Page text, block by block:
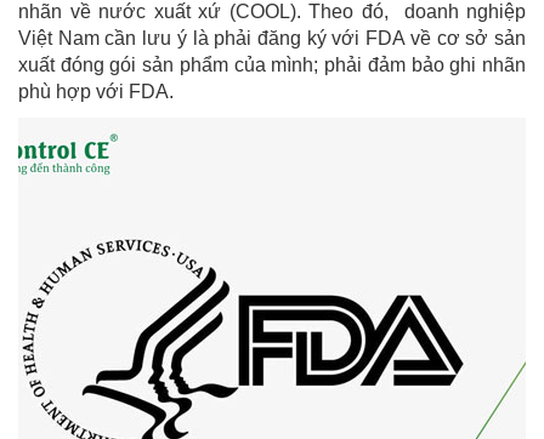
nhãn về nước xuất xứ (COOL). Theo đó, doanh nghiệp
Việt Nam cần lưu ý là phải đăng ký với FDA về cơ sở sản
xuất đóng gói sản phẩm của mình; phải đảm bảo ghi nhãn
phù hợp với FDA.